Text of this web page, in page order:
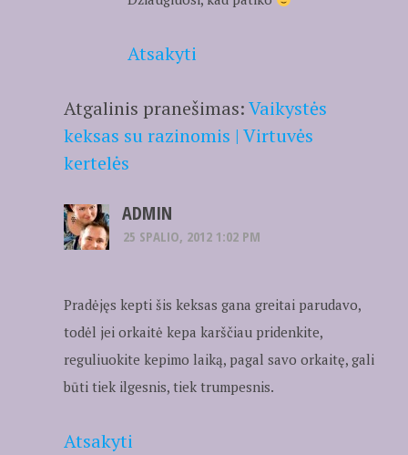
Atsakyti
Atgalinis pranešimas:Vaikystės
keksas su razinomis | Virtuvės
kertelės
ADMIN
25 SPALIO, 2012 1:02 PM
Pradėjęs kepti šis keksas gana greitai parudavo,
todėl jei orkaitė kepa karščiau pridenkite,
reguliuokite kepimo laiką, pagal savo orkaitę, gali
būti tiek ilgesnis, tiek trumpesnis.
Atsakyti